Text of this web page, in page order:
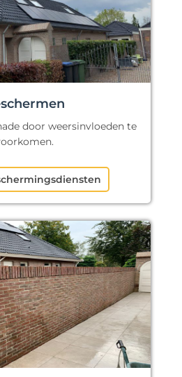
door weersinvloeden te